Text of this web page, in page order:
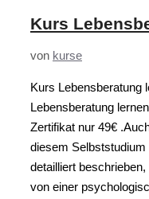
Kurs
von kurse
Kurs Lebensberatung
Lebensberatung
Zertifikat nur 49€
diesem
detailliert
von einer